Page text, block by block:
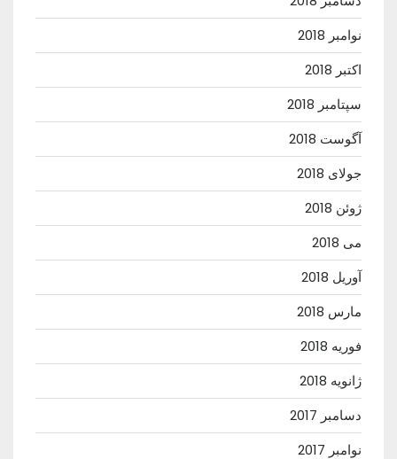
نوامبر 2018
اکتبر 2018
سپتامبر 2018
آگوست 2018
جولای 2018
ژوئن 2018
می 2018
آوریل 2018
مارس 2018
فوریه 2018
ژانویه 2018
دسامبر 2017
نوامبر 2017